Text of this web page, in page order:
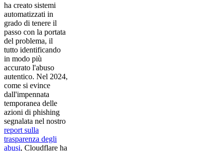
ha creato sistemi
automatizzati in
grado di tenere il
passo con la portata
del problema, il
tutto identificando
in modo più
accurato l'abuso
autentico. Nel 2024,
come si evince
dall'impennata
temporanea delle
azioni di phishing
segnalata nel nostro
report sulla
trasparenza degli
abusi, Cloudflare ha